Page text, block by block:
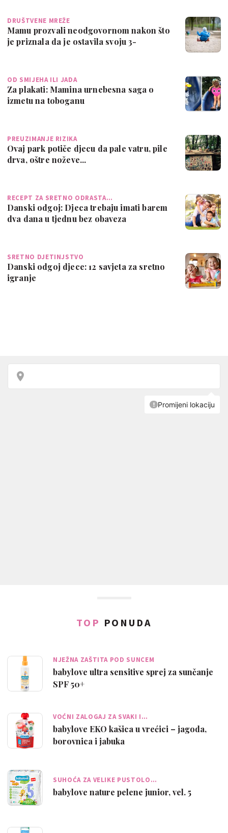
DRUŠTVENE MREŽE
Mamu prozvali neodgovornom nakon što
je priznala da je ostavila svoju 3-
OD SMIJEHA ILI JADA
Za plakati: Mamina urnebesna saga o
izmetu na toboganu
PREUZIMANJE RIZIKA
Ovaj park potiče djecu da pale vatru, pile
drva, oštre noževe...
RECEPT ZA SRETNO ODRASTA…
Danski odgoj: Djeca trebaju imati barem
dva dana u tjednu bez obaveza
SRETNO DJETINJSTVO
Danski odgoj djece: 12 savjeta za sretno
igranje
TOP PONUDA
NJEŽNA ZAŠTITA POD SUNCEM
babylove ultra sensitive sprej za sunčanje
SPF 50+
VOĆNI ZALOGAJ ZA SVAKI I…
babylove EKO kašica u vrećici – jagoda,
borovnica i jabuka
SUHOĆA ZA VELIKE PUSTOLO…
babylove nature pelene junior, vel. 5